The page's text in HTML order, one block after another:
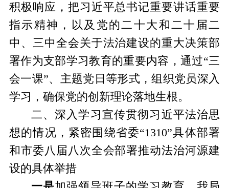
积极响应，把习近平总书记重要讲话重要
指示精神，以及党的二十大和二十届二
中、 三中全会关于法治建设的重大决策部
署作为支部学习教育的重要内容，通过“三
会一课”、主题党日等形式，组织党员深入
学习，确保党的创新理论落地生根。
二、深入学习宣传贯彻习近平法治思
想的情况，紧密围绕省委“1310”具体部署
和市委八届八次全会部署推动法治河源建
设的具体举措